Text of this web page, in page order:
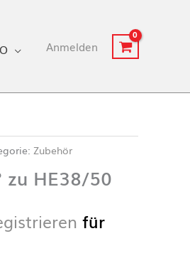
Anmelden
Zubehör
zu HE38/50
für